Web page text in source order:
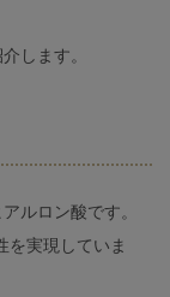
します。
ルロン酸です。
を実現していま